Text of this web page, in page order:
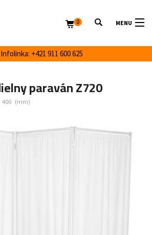
MENU
Infolinka: +421 911 600 625
0
paraván Z720
400 (mm)